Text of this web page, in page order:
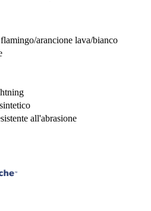
arancione lava/bianco
all'abrasione